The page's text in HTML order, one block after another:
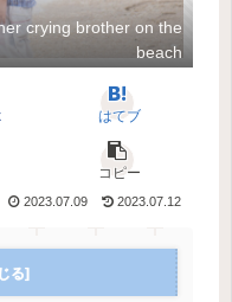
crying brother on the
beach
はてブ
コピー
2023.07.09 2023.07.12